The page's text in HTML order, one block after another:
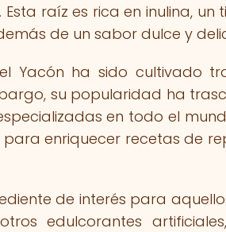
raíz es rica en inulina, un
de un sabor dulce y
Yacón ha sido cultivado
su popularidad ha
en todo el
para enriquecer recetas de
de interés para
edulcorantes